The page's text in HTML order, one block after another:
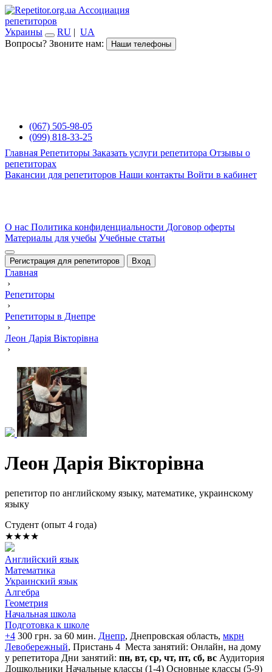
Ассоциация
репетиторов
Украины
RU | UA
Вопросы? Звоните нам:
Наши телефоны
(067) 505-98-05
(099) 818-33-25
Главная Репетиторы Заказать услуги репетитора Отзывы о
репетиторах
Вакансии для репетиторов Наши контакты Войти в кабинет
О нас Политика конфиденциальности Договор оферты
Материалы для учебы Учебные статьи
Регистрация для репетиторов Вход
Главная
›
Репетиторы
›
Репетиторы в Днепре
›
Леон Дарія Вікторівна
›
Леон Дарія Вікторівна
репетитор по английскому языку, математике, украинскому
языку
Cтудент (опыт 4 года)
★★★★
Английский язык
Математика
Украинский язык
Алгебра
Геометрия
Начальная школа
Подготовка к школе
+4 300 грн. за 60 мин. Днепр, Днепровская область, мкрн
Левобережный, Пристань 4 Места занятий: Онлайн, на дому
у репетитора Дни занятий: пн, вт, ср, чт, пт, сб, вс Аудитория
Дошкольники Начальные классы (1-4) Основные классы (5-9)